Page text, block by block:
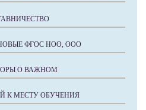
ФГОС НОО, ООО
О ВАЖНОМ
К МЕСТУ ОБУЧЕНИЯ